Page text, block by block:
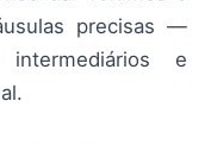
precisas —
e